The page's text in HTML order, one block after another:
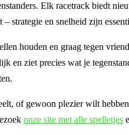
Elk racetrack biedt
strategie en snelheid zijn
houden en graag tegen
en ziet precies wat je
of gewoon plezier wilt
onze site met alle spelletjes